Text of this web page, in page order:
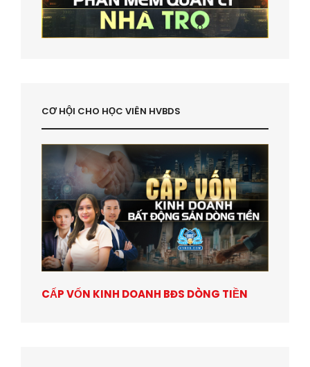
CƠ HỘI CHO HỌC VIÊN HVBDS
CẤP VỐN KINH DOANH BĐS DÒNG TIỀN